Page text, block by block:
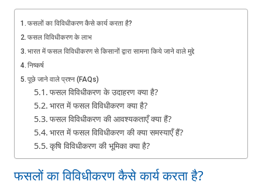
फसलों का विविधीकरण कैसे कार्य करता है?
फसल विविधीकरण के लाभ
भारत में फसल विविधीकरण से किसानों द्वारा सामना किये जाने वाले मुद्दे
निष्कर्ष
पूछे जाने वाले प्रश्न (FAQs)
फसल विविधीकरण के उदाहरण क्या है?
भारत में फसल विविधीकरण क्या है?
फसल विविधीकरण की आवश्यकताएँ क्या हैं?
भारत में फसल विविधीकरण की क्या समस्याएँ हैं?
कृषि विविधीकरण की भूमिका क्या है?
फसलों का विविधीकरण कैसे कार्य करता है?